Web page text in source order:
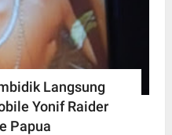
Langsung
Yonif Raider
Papua